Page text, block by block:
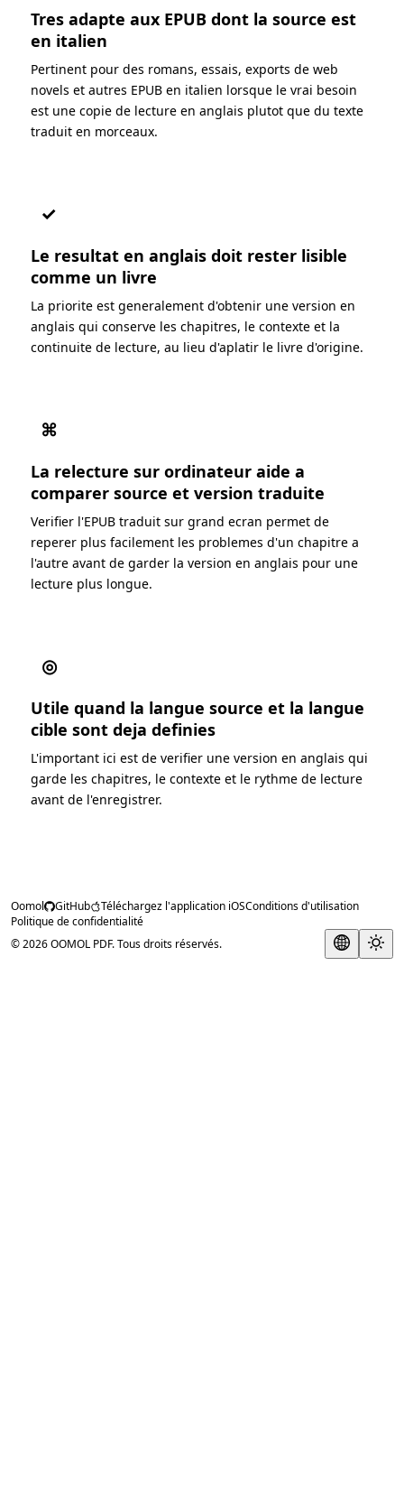
Tres adapte aux EPUB dont la source est
en italien
Pertinent pour des romans, essais, exports de web
novels et autres EPUB en italien lorsque le vrai besoin
est une copie de lecture en anglais plutot que du texte
traduit en morceaux.
✓
Le resultat en anglais doit rester lisible
comme un livre
La priorite est generalement d'obtenir une version en
anglais qui conserve les chapitres, le contexte et la
continuite de lecture, au lieu d'aplatir le livre d'origine.
⌘
La relecture sur ordinateur aide a
comparer source et version traduite
Verifier l'EPUB traduit sur grand ecran permet de
reperer plus facilement les problemes d'un chapitre a
l'autre avant de garder la version en anglais pour une
lecture plus longue.
◎
Utile quand la langue source et la langue
cible sont deja definies
L'important ici est de verifier une version en anglais qui
garde les chapitres, le contexte et le rythme de lecture
avant de l'enregistrer.
Oomol GitHub Téléchargez l'application iOSConditions d'utilisation
Politique de confidentialité
© 2026 OOMOL PDF. Tous droits réservés.